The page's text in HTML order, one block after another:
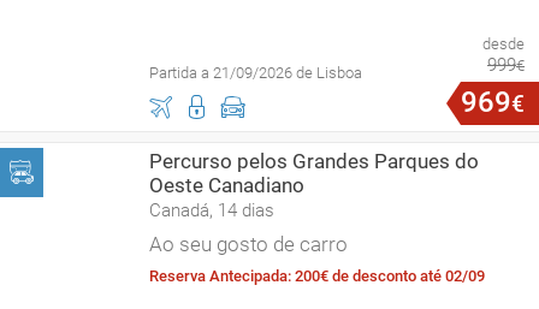
Partida a 21/09/2026 de Lisboa
desde
999€
969€
Percurso pelos Grandes Parques do
Oeste Canadiano
Canadá, 14 dias
Ao seu gosto de carro
Reserva Antecipada: 200€ de desconto até 02/09